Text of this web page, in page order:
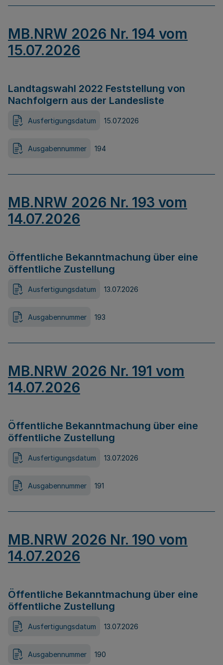
MB.NRW 2026 Nr. 194 vom
15.07.2026
Landtagswahl 2022 Feststellung von
Nachfolgern aus der Landesliste
Ausfertigungsdatum 15.07.2026
Ausgabennummer 194
MB.NRW 2026 Nr. 193 vom
14.07.2026
Öffentliche Bekanntmachung über eine
öffentliche Zustellung
Ausfertigungsdatum 13.07.2026
Ausgabennummer 193
MB.NRW 2026 Nr. 191 vom
14.07.2026
Öffentliche Bekanntmachung über eine
öffentliche Zustellung
Ausfertigungsdatum 13.07.2026
Ausgabennummer 191
MB.NRW 2026 Nr. 190 vom
14.07.2026
Öffentliche Bekanntmachung über eine
öffentliche Zustellung
Ausfertigungsdatum 13.07.2026
Ausgabennummer 190